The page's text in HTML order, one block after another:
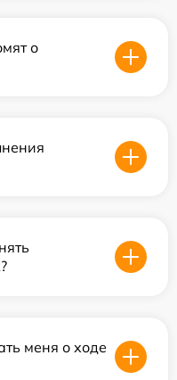
о
меня о ходе